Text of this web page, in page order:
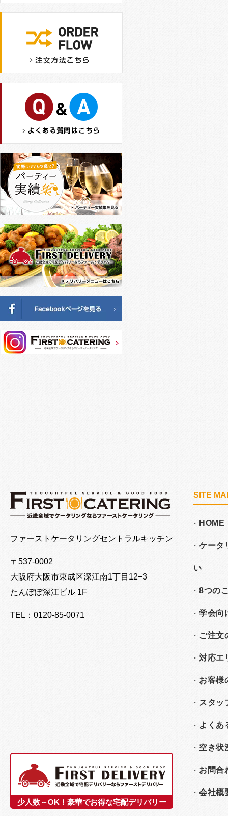
ファーストケータリングセントラルキッチン
〒537-0002
大阪府大阪市東成区深江南1丁目12−3
たんぽぽ深江ビル 1F
TEL：0120-85-0071
少人数～OK！豪華でお得な宅配デリバリー
SITE
HOME
ケータ
い
8つの
学会向
ご注文
対応エ
お客様
スタッ
よくあ
空き状
お問合
会社概